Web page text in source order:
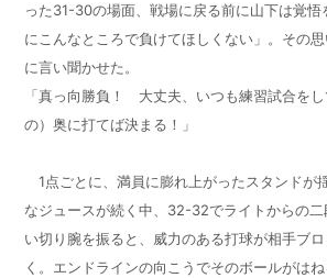
った31-30の場面、戦場に戻る前に山下は覚悟
にこんなところで負けてほしくない」。その
に言い聞かせた。
「真っ向勝負！ 大丈夫、いつも練習試合を
の）奥に打てば決まる！」
1点ごとに、満員に膨れ上がったスタンドが
なジュースが続く中、 32-32でライトからの
い切り腕を振ると、威力のある打球が相手ブ
く。エンドラインの向こうでそのボールがは